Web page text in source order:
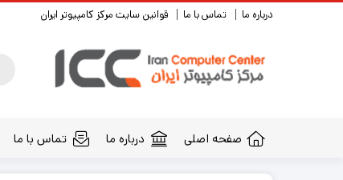
درباره ما تماس با ما قوانین سایت مرکز کامپیوتر ایران
صفحه اصلی درباره ما تماس با ما